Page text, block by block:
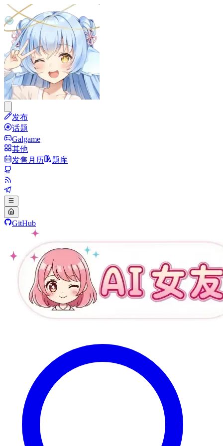
发布
话题
Galgame
其他
发售月历
题库
GitHub